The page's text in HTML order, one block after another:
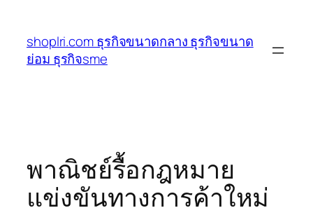
เนื้อหา
shoplri.com ธุรกิจขนาดกลาง ธุรกิจขนาด
ย่อม ธุรกิจsme
พาณิชย์รื้อกฎหมาย
แข่งขันทางการค้าใหม่